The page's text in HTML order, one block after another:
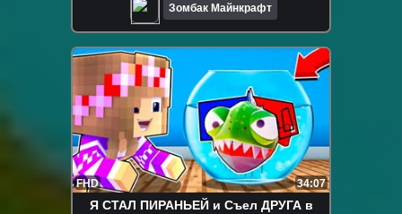
Зомбак Майнкрафт
FHD 34:07
Я СТАЛ ПИРАНЬЕЙ и Съел ДРУГА в